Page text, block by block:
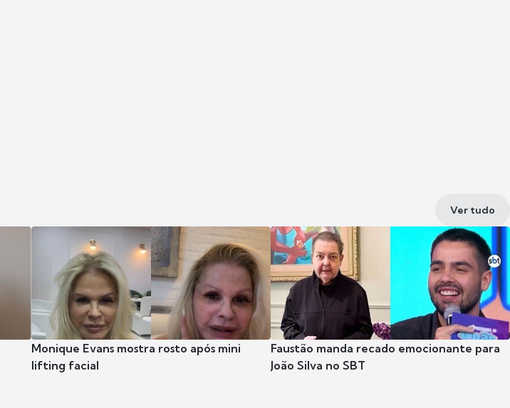
Ver tudo
Monique Evans mostra rosto após mini
lifting facial
Faustão manda recado emocionante para
João Silva no SBT